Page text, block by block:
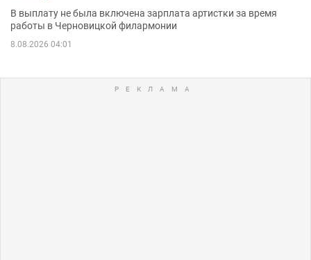
В выплату не была включена зарплата артистки за время
работы в Черновицкой филармонии
8.08.2026 04:01